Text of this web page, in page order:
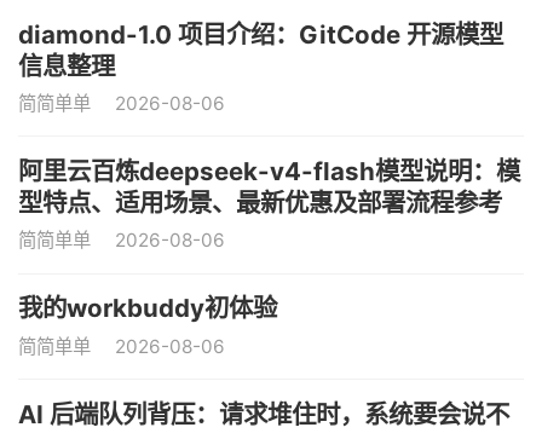
diamond-1.0 项目介绍：GitCode 开源模型
信息整理
简简单单 2026-08-06
阿里云百炼deepseek-v4-flash模型说明：模
型特点、适用场景、最新优惠及部署流程参考
简简单单 2026-08-06
我的workbuddy初体验
简简单单 2026-08-06
AI 后端队列背压：请求堆住时，系统要会说不